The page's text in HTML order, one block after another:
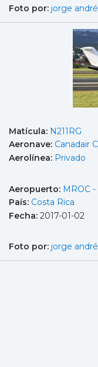
Foto por: jorge
Matícula: N211RG
Aeronave: Canadair
Aerolínea: Privado
Aeropuerto: MROC
País: Costa Rica
Fecha: 2017-01-02
Foto por: jorge